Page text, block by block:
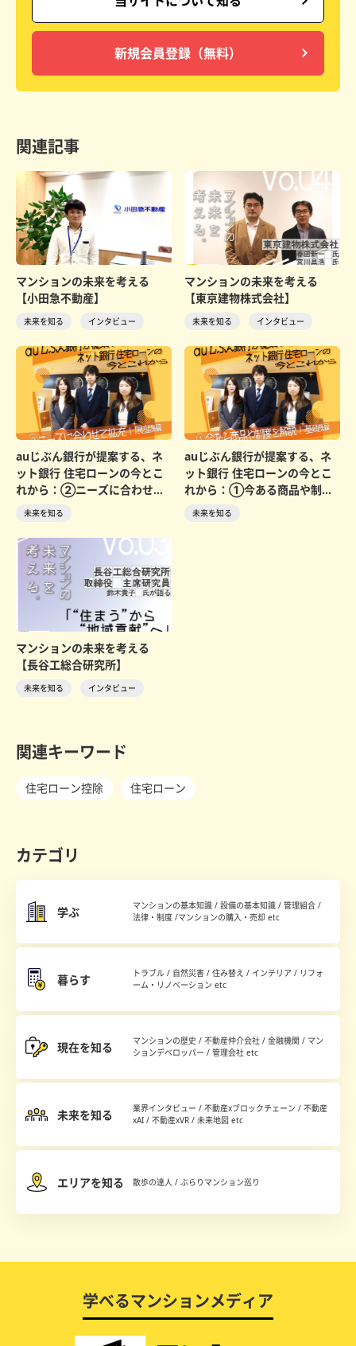
新規会員登録（無料）
関連記事
マンションの未来を考える
【小田急不動産】
未来を知る インタビュー
マンションの未来を考える
【東京建物株式会社】
未来を知る インタビュー
auじぶん銀行が提案する、ネ
ット銀行 住宅ローンの今とこ
れから：②ニーズに合わせて
拡充！ 展望編
未来を知る
auじぶん銀行が提案する、ネ
ット銀行 住宅ローンの今とこ
れから：①今ある商品や制度
を解説！ 基礎編
未来を知る
マンションの未来を考える
【長谷工総合研究所】
未来を知る インタビュー
関連キーワード
住宅ローン控除 住宅ローン
カテゴリ
学ぶ
マンションの基本知識 / 設備の基本知識 / 管理組合 /
法律・制度 /マンションの購入・売却 etc
暮らす
トラブル / 自然災害 / 住み替え / インテリア / リフォ
ーム・リノベーション etc
現在を知る
マンションの歴史 / 不動産仲介会社 / 金融機関 / マン
ションデベロッパー / 管理会社 etc
未来を知る
業界インタビュー / 不動産xブロックチェーン / 不動産
xAI / 不動産xVR / 未来地図 etc
エリアを知る 散歩の達人 / ぶらりマンション巡り
学べるマンションメディア